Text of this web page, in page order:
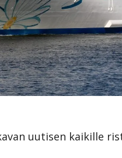
uutisen kaikille